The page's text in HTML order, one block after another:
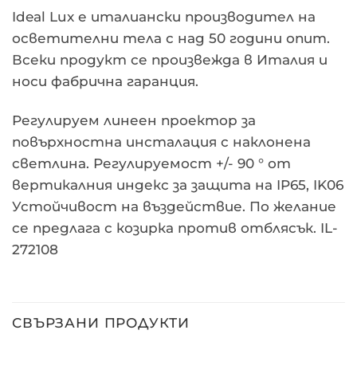
Ideal Lux е италиански производител на
осветителни тела с над 50 години опит.
Всеки продукт се произвежда в Италия и
носи фабрична гаранция.
Регулируем линеен проектор за
повърхностна инсталация с наклонена
светлина. Регулируемост +/- 90 ° от
вертикалния индекс за защита на IP65, IK06
Устойчивост на въздействие. По желание
се предлага с козирка против отблясък. IL-
272108
СВЪРЗАНИ ПРОДУКТИ